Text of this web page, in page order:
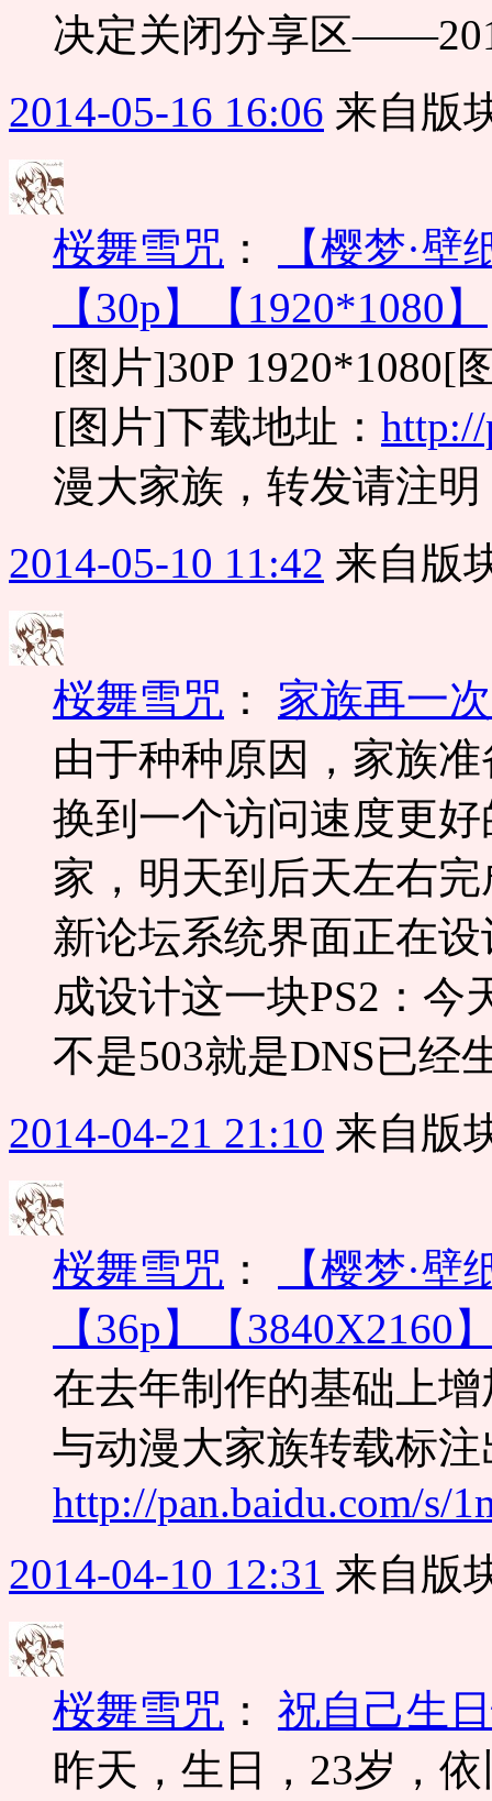
决定关闭分享区
2014-05-16 16:06 来自版
桜舞雪咒 ：
【樱梦·
【30p】【1920*1080】
[图片]30P
[图片]下载地址：
漫大家族，转发请注明
2014-05-10 11:42 来自版
桜舞雪咒 ： 家族再一
由于种种原因，家族
换到一个访问速度更
家，明天到后天左右
新论坛系统界面正在
成设计这一块PS2：
不是503就是DNS已经
2014-04-21 21:10 来自版
桜舞雪咒 ：
【樱梦·
【36p】【3840X2160
在去年制作的基础上
与动漫大家族转载标
http://pan.baidu.com/s/
2014-04-10 12:31 来自版
桜舞雪咒 ： 祝自己生
昨天，生日，23岁，